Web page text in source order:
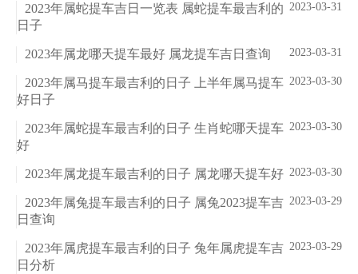
2023-03-31
2023年属蛇提车吉日一览表 属蛇提车最吉利的
日子
2023-03-31
2023年属龙哪天提车最好 属龙提车吉日查询
2023-03-30
2023年属马提车最吉利的日子 上半年属马提车
好日子
2023-03-30
2023年属蛇提车最吉利的日子 生肖蛇哪天提车
好
2023-03-30
2023年属龙提车最吉利的日子 属龙哪天提车好
2023-03-29
2023年属兔提车最吉利的日子 属兔2023提车吉
日查询
2023-03-29
2023年属虎提车最吉利的日子 兔年属虎提车吉
日分析